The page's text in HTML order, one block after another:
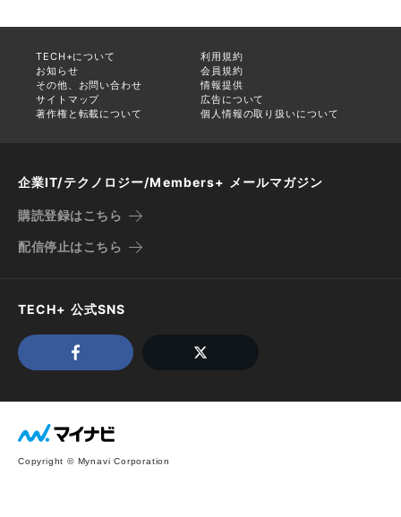
TECH+について
利用規約
お知らせ
会員規約
その他、お問い合わせ
情報提供
サイトマップ
広告について
著作権と転載について
個人情報の取り扱いについて
企業IT/テクノロジー/Members+ メールマガジン
購読登録はこちら
配信停止はこちら
TECH+ 公式SNS
Copyright © Mynavi Corporation